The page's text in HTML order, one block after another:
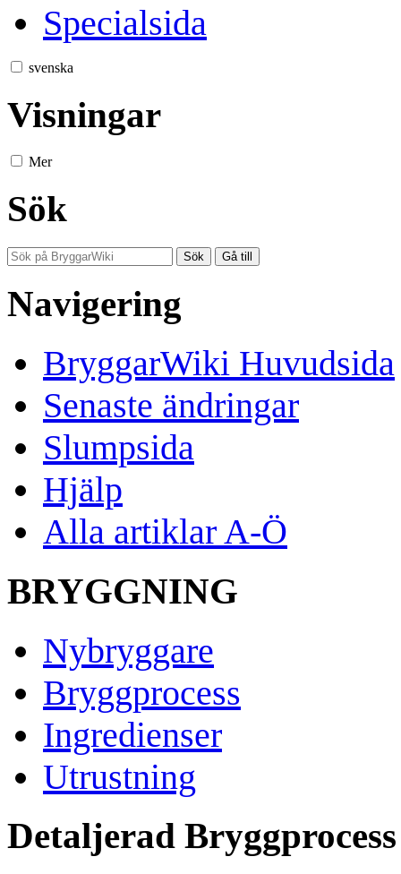
Specialsida
svenska
Visningar
Mer
Sök
Navigering
BryggarWiki Huvudsida
Senaste ändringar
Slumpsida
Hjälp
Alla artiklar A-Ö
BRYGGNING
Nybryggare
Bryggprocess
Ingredienser
Utrustning
Detaljerad Bryggprocess